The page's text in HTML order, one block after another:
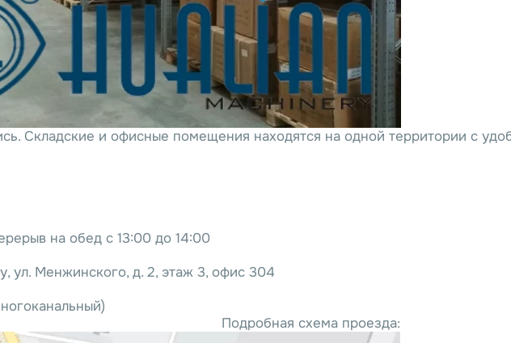
Складские и офисные помещения находятся на одной территории с
на обед с 13:00 до 14:00
ул. Менжинского, д. 2, этаж 3, офис 304
Подробная схема проезда: